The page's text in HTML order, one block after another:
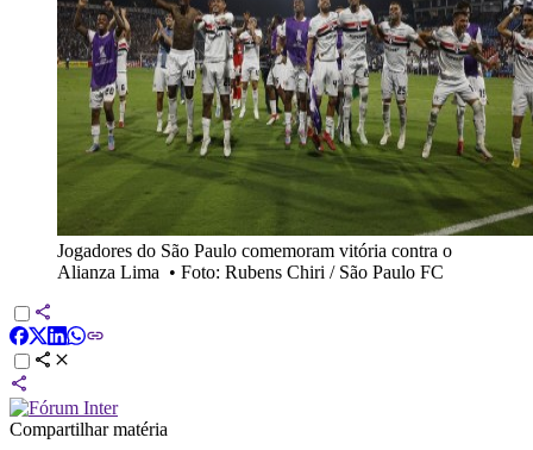
Jogadores do São Paulo comemoram vitória contra o
Alianza Lima • Foto: Rubens Chiri / São Paulo FC
Compartilhar matéria